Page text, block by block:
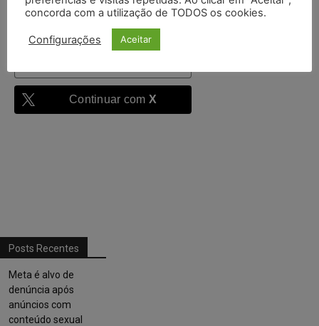
Entrar
Continuar com X
Posts Recentes
Meta é alvo de
denúncia após
anúncios com
conteúdo sexual
concorda com a utilização de TODOS os cookies.
Configurações Aceitar